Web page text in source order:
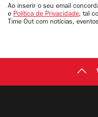
email
Ao inserir o seu email
e Política de Privacidade, tal
Time Out com notícias,